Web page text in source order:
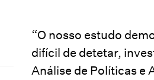
“O nosso estudo
difícil de detetar,
Análise de Políticas e